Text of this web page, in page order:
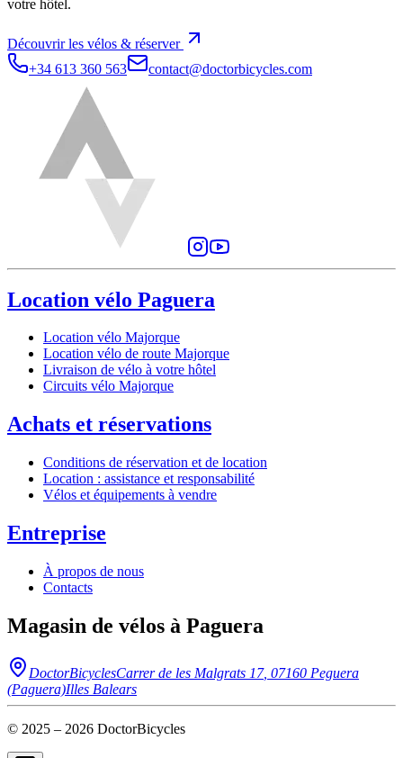
votre hôtel.
Découvrir les vélos & réserver
+34 613 360 563
contact@doctorbicycles.com
Location vélo Paguera
Location vélo Majorque
Location vélo de route Majorque
Livraison de vélo à votre hôtel
Circuits vélo Majorque
Achats et réservations
Conditions de réservation et de location
Location : assistance et responsabilité
Vélos et équipements à vendre
Entreprise
À propos de nous
Contacts
Magasin de vélos à Paguera
DoctorBicyclesCarrer de les Malgrats 17, 07160 Peguera
(Paguera)Illes Balears
© 2025 – 2026 DoctorBicycles